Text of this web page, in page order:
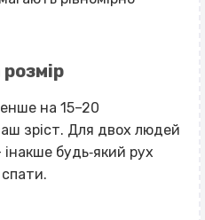
на 15–20
зріст. Для двох людей
будь‐який рух